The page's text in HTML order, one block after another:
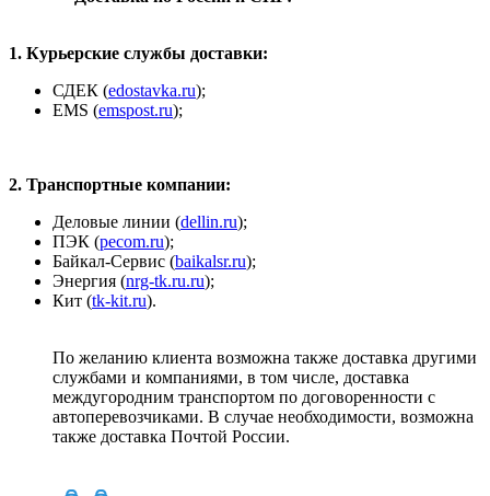
1. Курьерские службы доставки:
СДЕК (edostavka.ru);
ЕМS (emspost.ru);
2. Транспортные компании:
Деловые линии (dellin.ru);
ПЭК (pecom.ru);
Байкал-Сервис (baikalsr.ru);
Энергия (nrg-tk.ru.ru);
Кит (tk-kit.ru).
По желанию клиента возможна также доставка другими
службами и компаниями, в том числе, доставка
междугородним транспортом по договоренности с
автоперевозчиками. В случае необходимости, возможна
также доставка Почтой России.